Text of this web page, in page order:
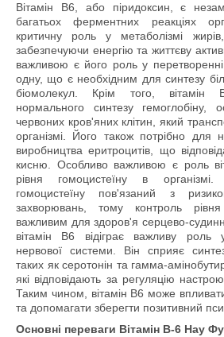
Вітамін B6, або піридоксин, є
багатьох ферментних реакціях
критичну роль у метаболізмі жирів,
забезпечуючи енергію та життєву
важливою є його роль у
одну, що є необхідним для синтезу
біомолекул. Крім того, вітамін
нормального синтезу гемоглобіну,
червоних кров'яних клітин, який
організмі. Його також потрібно для
виробництва еритроцитів, що
кисню. Особливо важливою є роль
рівня гомоцистеїну в
гомоцистеїну пов'язаний з
захворювань, тому контроль
важливим для здоров'я серцево-
вітамін B6 відіграє важливу роль
нервової системи. Він сприяє
таких як серотонін та гамма-
які відповідають за регуляцію
Таким чином, вітамін B6 може
та допомагати зберегти позитивний
Основні переваги Вітамін В-6 Нау